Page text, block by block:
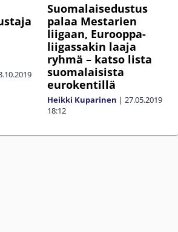
Suomalaisedustus
palaa Mestarien
liigaan, Eurooppa-
liigassakin laaja
ryhmä – katso lista
suomalaisista
eurokentillä
Heikki Kuparinen | 27.05.2019
18:12